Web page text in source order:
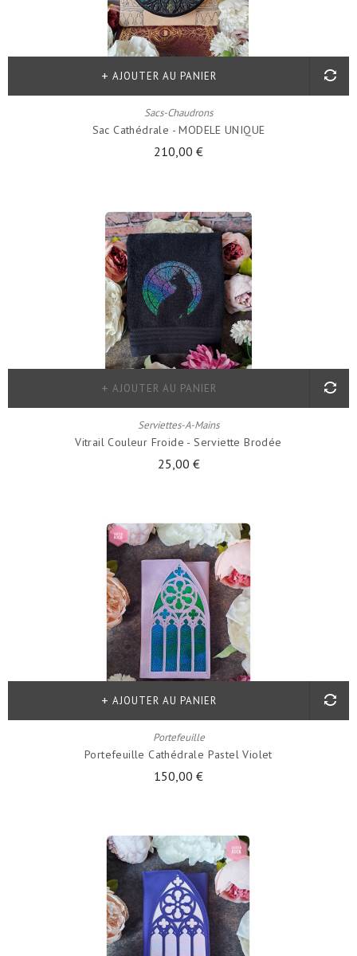
Sacs-Chaudrons
Sac Cathédrale - MODELE UNIQUE
210,00 €
AJOUTER AU PANIER
Serviettes-A-Mains
Vitrail Couleur Froide - Serviette Brodée
25,00 €
AJOUTER AU PANIER
Portefeuille
Portefeuille Cathédrale Pastel Violet
150,00 €
AJOUTER AU PANIER